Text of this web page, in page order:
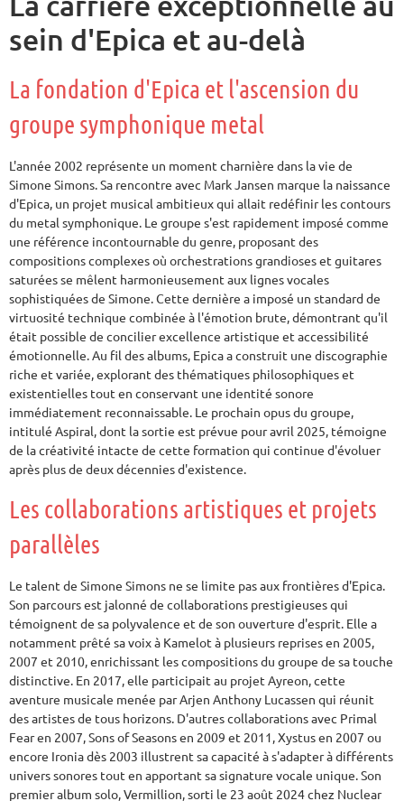
sein d'Epica et au-delà
La fondation d'Epica et l'ascension du
groupe symphonique metal
L'année 2002 représente un moment charnière dans la vie de
Simone Simons. Sa rencontre avec Mark Jansen marque la naissance
d'Epica, un projet musical ambitieux qui allait redéfinir les contours
du metal symphonique. Le groupe s'est rapidement imposé comme
une référence incontournable du genre, proposant des
compositions complexes où orchestrations grandioses et guitares
saturées se mêlent harmonieusement aux lignes vocales
sophistiquées de Simone. Cette dernière a imposé un standard de
virtuosité technique combinée à l'émotion brute, démontrant qu'il
était possible de concilier excellence artistique et accessibilité
émotionnelle. Au fil des albums, Epica a construit une discographie
riche et variée, explorant des thématiques philosophiques et
existentielles tout en conservant une identité sonore
immédiatement reconnaissable. Le prochain opus du groupe,
intitulé Aspiral, dont la sortie est prévue pour avril 2025, témoigne
de la créativité intacte de cette formation qui continue d'évoluer
après plus de deux décennies d'existence.
Les collaborations artistiques et projets
parallèles
Le talent de Simone Simons ne se limite pas aux frontières d'Epica.
Son parcours est jalonné de collaborations prestigieuses qui
témoignent de sa polyvalence et de son ouverture d'esprit. Elle a
notamment prêté sa voix à Kamelot à plusieurs reprises en 2005,
2007 et 2010, enrichissant les compositions du groupe de sa touche
distinctive. En 2017, elle participait au projet Ayreon, cette
aventure musicale menée par Arjen Anthony Lucassen qui réunit
des artistes de tous horizons. D'autres collaborations avec Primal
Fear en 2007, Sons of Seasons en 2009 et 2011, Xystus en 2007 ou
encore Ironia dès 2003 illustrent sa capacité à s'adapter à différents
univers sonores tout en apportant sa signature vocale unique. Son
premier album solo, Vermillion, sorti le 23 août 2024 chez Nuclear